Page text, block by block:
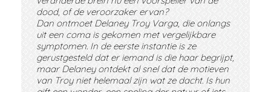
dood, of de veroorzaker ervan?
Dan ontmoet Delaney Troy Varga, die onlangs
uit een coma is gekomen met vergelijkbare
symptomen. In de eerste instantie is ze
gerustgesteld dat er iemand is die haar begrijpt,
maar Delaney ontdekt al snel dat de motieven
van Troy niet helemaal zijn wat ze dacht. Is hun